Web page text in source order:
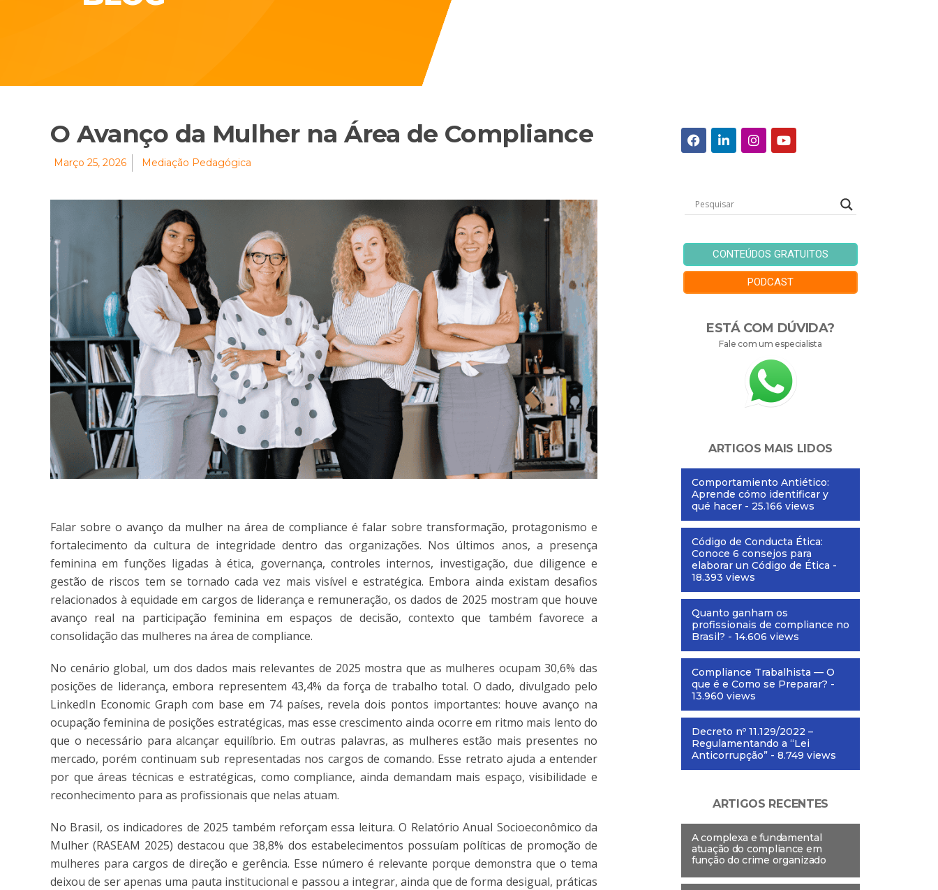
O Avanço da Mulher na Área de Compliance
Março 25, 2026 Mediação Pedagógica
Falar sobre o avanço da mulher na área de compliance é falar sobre transformação, protagonismo e
fortalecimento da cultura de integridade dentro das organizações. Nos últimos anos, a presença
feminina em funções ligadas à ética, governança, controles internos, investigação, due diligence e
gestão de riscos tem se tornado cada vez mais visível e estratégica. Embora ainda existam desafios
relacionados à equidade em cargos de liderança e remuneração, os dados de 2025 mostram que houve
avanço real na participação feminina em espaços de decisão, contexto que também favorece a
consolidação das mulheres na área de compliance.
No cenário global, um dos dados mais relevantes de 2025 mostra que as mulheres ocupam 30,6% das
posições de liderança, embora representem 43,4% da força de trabalho total. O dado, divulgado pelo
LinkedIn Economic Graph com base em 74 países, revela dois pontos importantes: houve avanço na
ocupação feminina de posições estratégicas, mas esse crescimento ainda ocorre em ritmo mais lento do
que o necessário para alcançar equilíbrio. Em outras palavras, as mulheres estão mais presentes no
mercado, porém continuam sub representadas nos cargos de comando. Esse retrato ajuda a entender
por que áreas técnicas e estratégicas, como compliance, ainda demandam mais espaço, visibilidade e
reconhecimento para as profissionais que nelas atuam.
No Brasil, os indicadores de 2025 também reforçam essa leitura. O Relatório Anual Socioeconômico da
Mulher (RASEAM 2025) destacou que 38,8% dos estabelecimentos possuíam políticas de promoção de
mulheres para cargos de direção e gerência. Esse número é relevante porque demonstra que o tema
deixou de ser apenas uma pauta institucional e passou a integrar, ainda que de forma desigual, práticas
CONTEÚDOS GRATUITOS
PODCAST
ESTÁ COM DÚVIDA?
Fale com um especialista
ARTIGOS MAIS LIDOS
Comportamiento Antiético:
Aprende cómo identificar y
qué hacer - 25.166 views
Código de Conducta Ética:
Conoce 6 consejos para
elaborar un Código de Ética -
18.393 views
Quanto ganham os
profissionais de compliance no
Brasil? - 14.606 views
Compliance Trabalhista — O
que é e Como se Preparar? -
13.960 views
Decreto nº 11.129/2022 –
Regulamentando a “Lei
Anticorrupção” - 8.749 views
ARTIGOS RECENTES
A complexa e fundamental
atuação do compliance em
função do crime organizado